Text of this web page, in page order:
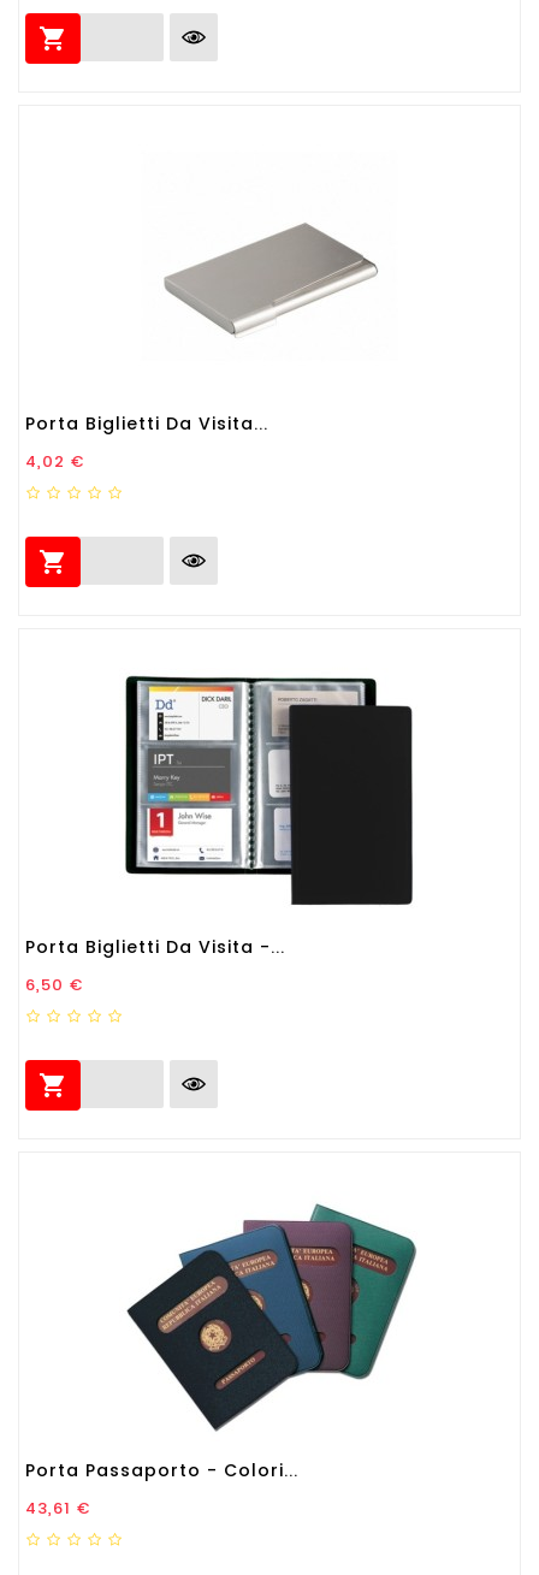

Porta Biglietti Da Visita...
Prezzo
4,02 €

Porta Biglietti Da Visita -...
Prezzo
6,50 €

Porta Passaporto - Colori...
Prezzo
43,61 €